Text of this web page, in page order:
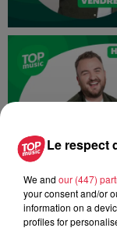
Le respect
We and our (447)
your consent and/or
information on a
profiles for